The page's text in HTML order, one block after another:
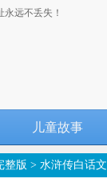
永远不丢失！
儿童故事
整版 > 水浒传白话